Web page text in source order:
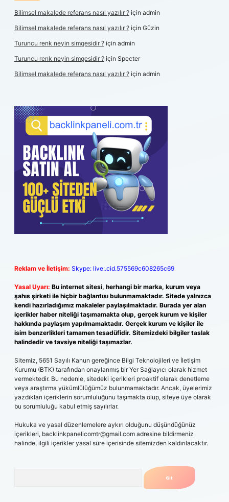
Bilimsel makalede referans nasıl yazılır ? için admin
Bilimsel makalede referans nasıl yazılır ? için Güzin
Turuncu renk neyin simgesidir ? için admin
Turuncu renk neyin simgesidir ? için Specter
Bilimsel makalede referans nasıl yazılır ? için admin
Reklam ve İletişim: Skype: live:.cid.575569c608265c69
Yasal Uyarı: Bu internet sitesi, herhangi bir marka, kurum veya
şahıs şirketi ile hiçbir bağlantısı bulunmamaktadır. Sitede yalnızca
kendi hazırladığımız makaleler paylaşılmaktadır. Burada yer alan
içerikler haber niteliği taşımamakta olup, gerçek kurum ve kişiler
hakkında paylaşım yapılmamaktadır. Gerçek kurum ve kişiler ile
isim benzerlikleri tamamen tesadüfidir. Sitemizdeki bilgiler taslak
halindedir ve tavsiye niteliği taşımazlar.
Sitemiz, 5651 Sayılı Kanun gereğince Bilgi Teknolojileri ve İletişim
Kurumu (BTK) tarafından onaylanmış bir Yer Sağlayıcı olarak hizmet
vermektedir. Bu nedenle, sitedeki içerikleri proaktif olarak denetleme
veya araştırma yükümlülüğümüz bulunmamaktadır. Ancak, üyelerimiz
yazdıkları içeriklerin sorumluluğunu taşımakta olup, siteye üye olarak
bu sorumluluğu kabul etmiş sayılırlar.
Hukuka ve yasal düzenlemelere aykırı olduğunu düşündüğünüz
içerikleri, backlinkpanelicomtr@gmail.com adresine bildirmeniz
halinde, ilgili içerikler yasal süre içerisinde sitemizden kaldırılacaktır.